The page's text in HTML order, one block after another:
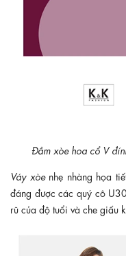
Đầm xòe hoa cổ V
Váy xòenhẹ nhàng họa
đáng được các quý cô
rũ của độ tuổi và che giấu